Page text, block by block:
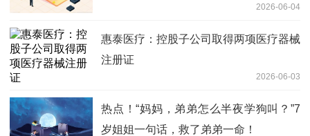
2026-06-04
惠泰医疗：控股子公司取得两项医疗器械
注册证
2026-06-03
热点！“妈妈，弟弟怎么半夜学狗叫？”7
岁姐姐一句话，救了弟弟一命！